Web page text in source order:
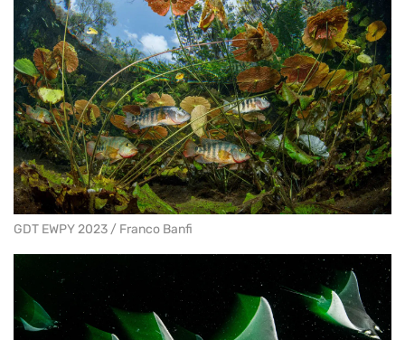
GDT EWPY 2023 / Franco Banfi